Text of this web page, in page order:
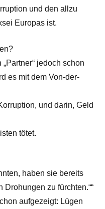
und den allzu
Europas ist.
jedoch schon
es mit dem Von-der-
und darin, Geld
tötet.
haben sie bereits
zu fürchten.““
aufgezeigt: Lügen